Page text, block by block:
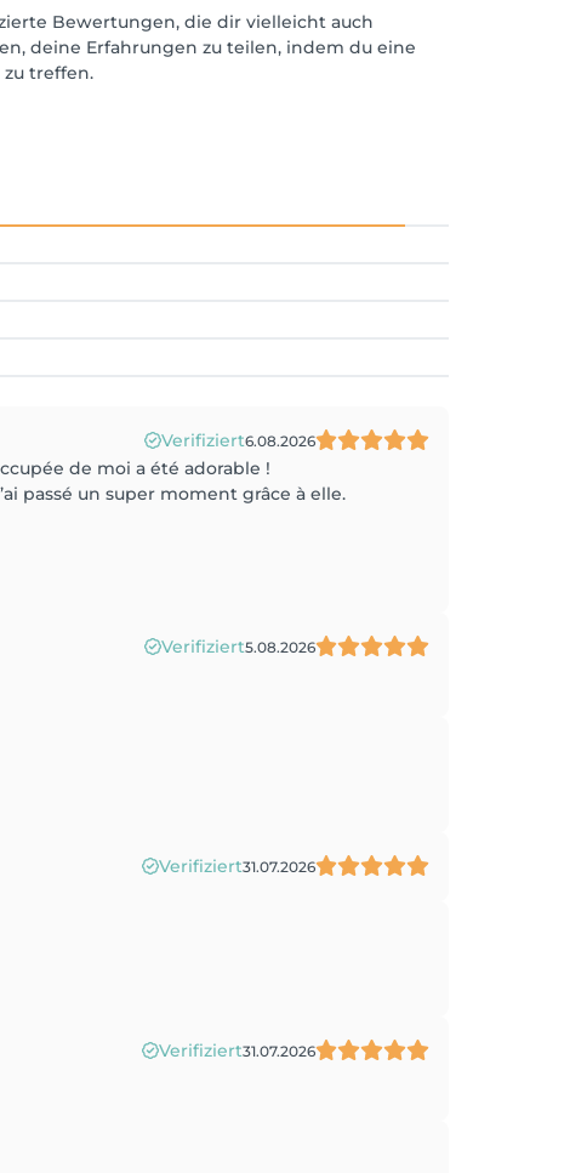
Bewertungen, die dir vielleicht auch
deine Erfahrungen zu teilen, indem du eine
treffen.
Verifiziert6.08.2026
de moi a été adorable !
passé un super moment grâce à elle.
Verifiziert5.08.2026
Verifiziert31.07.2026
Verifiziert31.07.2026